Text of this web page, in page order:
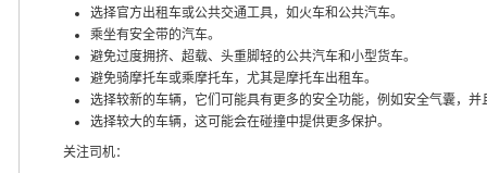
选择官方出租车或公共交通工具，如火车和公共汽车。
乘坐有安全带的汽车。
避免过度拥挤、超载、头重脚轻的公共汽车和小型货车。
避免骑摩托车或乘摩托车，尤其是摩托车出租车。
选择较新的车辆，它们可能具有更多的安全功能，例如安全气囊，并
选择较大的车辆，这可能会在碰撞中提供更多保护。
关注司机：